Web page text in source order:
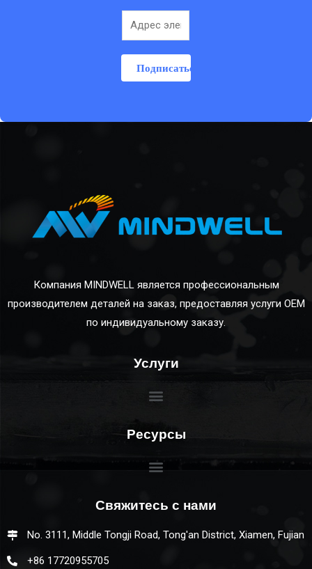
Подписаться
Компания MINDWELL является профессиональным
производителем деталей на заказ, предоставляя услуги OEM
по индивидуальному заказу.
Услуги
Ресурсы
Свяжитесь с нами
No. 3111, Middle Tongji Road, Tong'an District, Xiamen, Fujian
+86 17720955705